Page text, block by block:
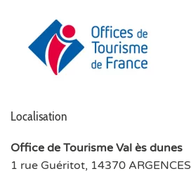
Localisation
Office de Tourisme Val ès dunes
1 rue Guéritot, 14370 ARGENCES